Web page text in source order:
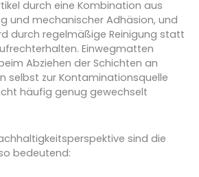
durch eine Kombination aus
und mechanischer Adhäsion, und
durch regelmäßige Reinigung statt
Einwegmatten
Abziehen der Schichten an
selbst zur Kontaminationsquelle
häufig genug gewechselt
sind die
bedeutend: